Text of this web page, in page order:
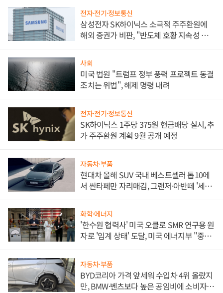
전자·전기·정보통신
삼성전자 SK하이닉스 소극적 주주환원에
해외 증권가 비판, "반도체 호황 지속성 의
사회
미국 법원 "트럼프 정부 풍력 프로젝트 동결
조치는 위법", 해제 명령 내려
전자·전기·정보통신
SK하이닉스 1주당 375원 현금배당 실시, 추
가 주주환원 계획 9월 공개 예정
자동차·부품
현대차 올해 SUV 국내 베스트셀러 톱10에
서 싼타페만 자리매김, 그랜저·아반떼 '세단
화학·에너지
'한수원 협력사' 미국 오클로 SMR 연구용 원
자로 '임계 상태' 도달, 미국 에너지부 "중요
자동차·부품
BYD코리아 가격 앞세워 수입차 4위 올랐지
만, BMW·벤츠보다 높은 공임비에 소비자